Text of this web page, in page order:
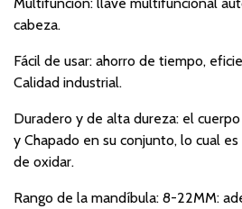
cabeza.
Fácil de usar: ahorro de tiempo,
Calidad industrial.
Duradero y de alta dureza: el
y Chapado en su conjunto, lo cual
de oxidar.
Rango de la mandíbula: 8-22MM: